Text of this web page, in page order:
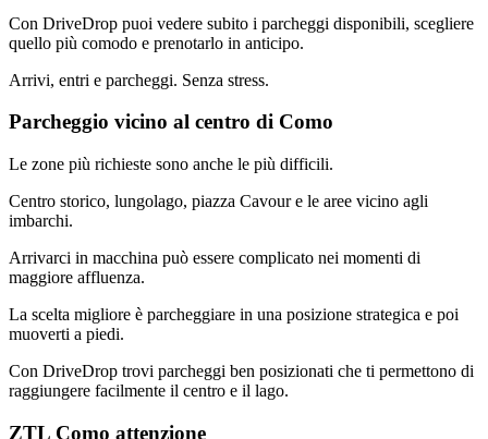
Con DriveDrop puoi vedere subito i parcheggi disponibili, scegliere
quello più comodo e prenotarlo in anticipo.
Arrivi, entri e parcheggi. Senza stress.
Parcheggio vicino al centro di Como
Le zone più richieste sono anche le più difficili.
Centro storico, lungolago, piazza Cavour e le aree vicino agli
imbarchi.
Arrivarci in macchina può essere complicato nei momenti di
maggiore affluenza.
La scelta migliore è parcheggiare in una posizione strategica e poi
muoverti a piedi.
Con DriveDrop trovi parcheggi ben posizionati che ti permettono di
raggiungere facilmente il centro e il lago.
ZTL Como attenzione